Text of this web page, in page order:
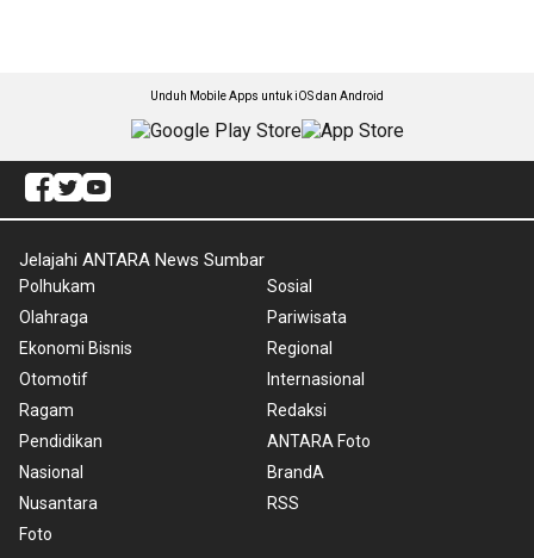
Unduh Mobile Apps untuk iOS dan Android
Jelajahi ANTARA News Sumbar
Polhukam
Olahraga
Ekonomi Bisnis
Otomotif
Ragam
Pendidikan
Nasional
Nusantara
Foto
Sosial
Pariwisata
Regional
Internasional
Redaksi
ANTARA Foto
BrandA
RSS